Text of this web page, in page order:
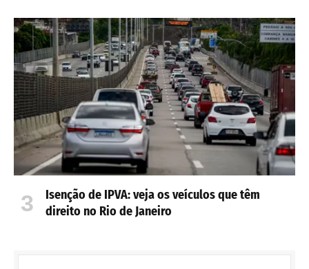
Isenção de IPVA: veja os veículos que têm
direito no Rio de Janeiro